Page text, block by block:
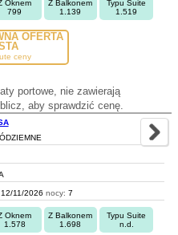
Oknem
799
Z Balkonem
1.139
Typu Suite
1.519
OFERTA
ceny
portowe, nie zawierają
aby sprawdzić cenę.
12/11/2026 nocy: 7
Oknem
1.578
Z Balkonem
1.698
Typu Suite
n.d.